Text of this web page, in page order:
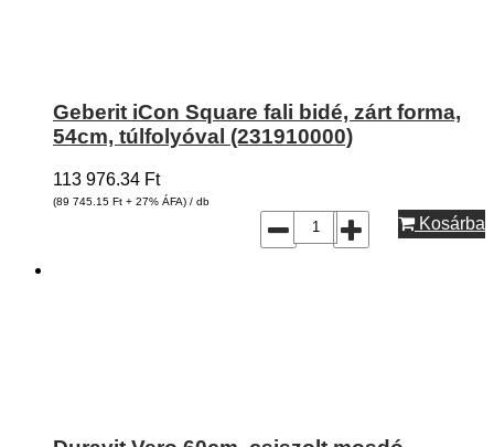
Geberit iCon Square fali bidé, zárt forma,
54cm, túlfolyóval (231910000)
113 976.34 Ft
(89 745.15 Ft + 27% ÁFA) / db
Kosárba